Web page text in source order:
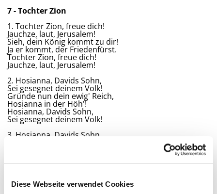
Diese Webseite verwendet Cookies
7 - Tochter Zion
1. Tochter Zion, freue dich!
Jauchze, laut, Jerusalem!
Sieh, dein König kommt zu dir!
Ja er kommt, der Friedenfürst.
Tochter Zion, freue dich!
Jauchze, laut, Jerusalem!
2. Hosianna, Davids Sohn,
Sei gesegnet deinem Volk!
Gründe nun dein ewig' Reich,
Hosianna in der Höh'!
Hosianna, Davids Sohn,
Sei gesegnet deinem Volk!
3. Hosianna, Davids Sohn,
Hosianna, Davids Sohn,